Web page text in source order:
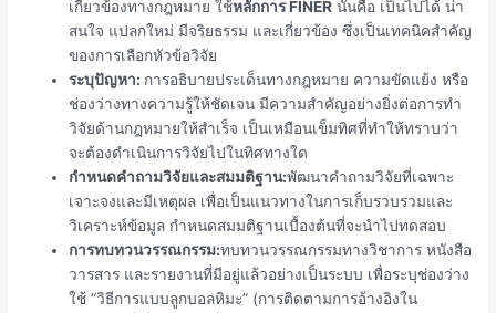
เกี่ยวข้องทางกฎหมาย ใช้หลักการ FINER นั่นคือ เป็นไปได้ น่า
สนใจ แปลกใหม่ มีจริยธรรม และเกี่ยวข้อง ซึ่งเป็นเทคนิคสำคัญ
ของการเลือกหัวข้อวิจัย
ระบุปัญหา: การอธิบายประเด็นทางกฎหมาย ความขัดแย้ง หรือ
ช่องว่างทางความรู้ให้ชัดเจน มีความสำคัญอย่างยิ่งต่อการทำ
วิจัยด้านกฎหมายให้สำเร็จ เป็นเหมือนเข็มทิศที่ทำให้ทราบว่า
จะต้องดำเนินการวิจัยไปในทิศทางใด
กำหนดคำถามวิจัยและสมมติฐาน:พัฒนาคำถามวิจัยที่เฉพาะ
เจาะจงและมีเหตุผล เพื่อเป็นแนวทางในการเก็บรวบรวมและ
วิเคราะห์ข้อมูล กำหนดสมมติฐานเบื้องต้นที่จะนำไปทดสอบ
การทบทวนวรรณกรรม:ทบทวนวรรณกรรมทางวิชาการ หนังสือ
วารสาร และรายงานที่มีอยู่แล้วอย่างเป็นระบบ เพื่อระบุช่องว่าง
ใช้ “วิธีการแบบลูกบอลหิมะ” (การติดตามการอ้างอิงใน